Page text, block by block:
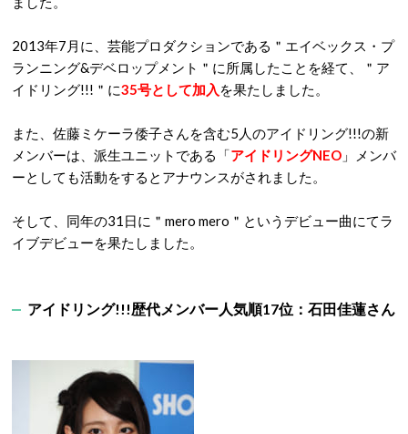
2013年7月に、芸能プロダクションである＂エイベックス・プ
ランニング&デベロップメント＂に所属したことを経て、＂ア
イドリング!!!＂に35号として加入 を果たしました。
また、佐藤ミケーラ倭子さんを含む5人のアイドリング!!!の新
メンバーは、派生ユニットである「アイドリングNEO 」メンバ
ーとしても活動をするとアナウンスがされました。
そして、同年の31日に＂mero mero＂というデビュー曲にてラ
イブデビューを果たしました。
アイドリング!!!歴代メンバー人気順17位：石田佳蓮さん